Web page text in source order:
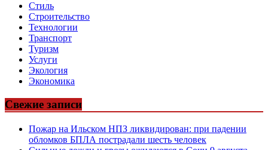
Стиль
Строительство
Технологии
Транспорт
Туризм
Услуги
Экология
Экономика
Свежие записи
Пожар на Ильском НПЗ ликвидирован: при падении
обломков БПЛА пострадали шесть человек